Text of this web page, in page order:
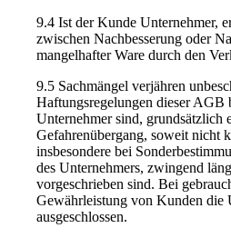
9.4 Ist der Kunde Unternehmer,
zwischen Nachbesserung oder
mangelhafter Ware durch den
9.5 Sachmängel verjähren
Haftungsregelungen dieser AGB
Unternehmer sind, grundsätzlich
Gefahrenübergang, soweit nicht
insbesondere bei
des Unternehmers, zwingend
vorgeschrieben sind. Bei
Gewährleistung von Kunden die
ausgeschlossen.